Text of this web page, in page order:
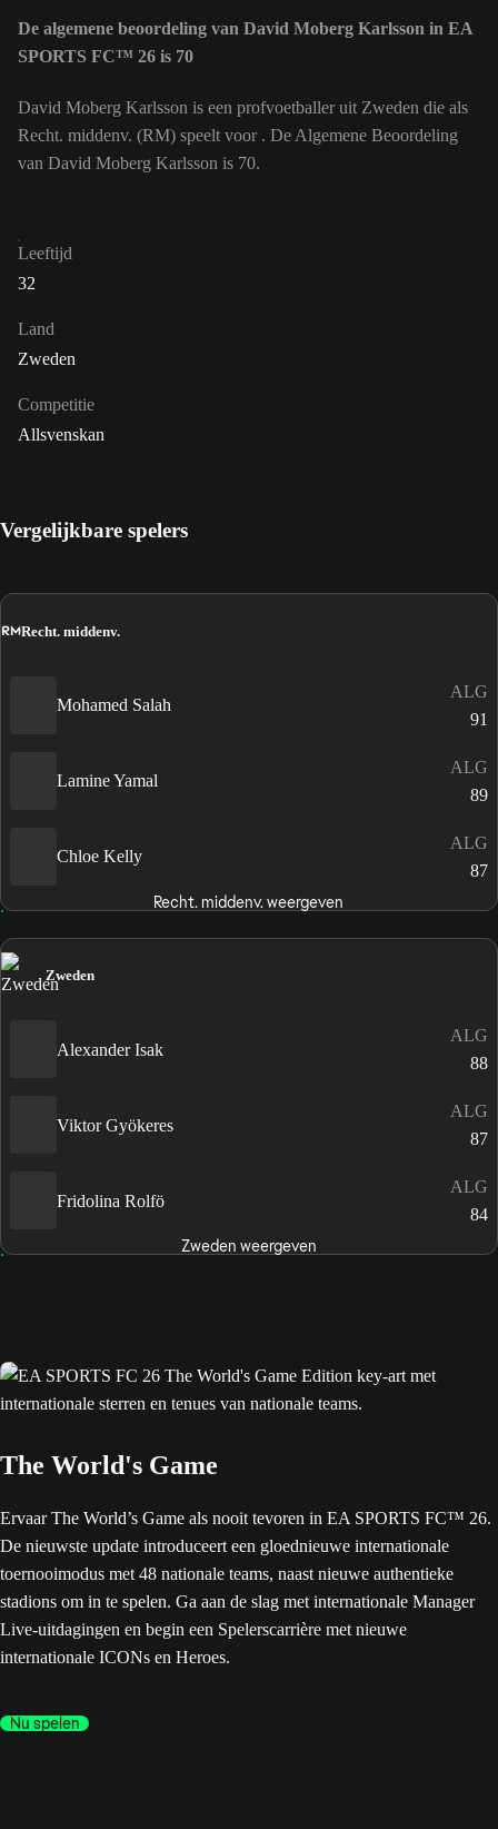
De algemene beoordeling van David Moberg Karlsson in EA
SPORTS FC™ 26 is 70
David Moberg Karlsson is een profvoetballer uit Zweden die als
Recht. middenv. (RM) speelt voor . De Algemene Beoordeling
van David Moberg Karlsson is 70.
Leeftijd
32
Land
Zweden
Competitie
Allsvenskan
Vergelijkbare spelers
RMRecht. middenv.
Mohamed Salah
ALG
91
Lamine Yamal
ALG
89
Chloe Kelly
ALG
87
Recht. middenv. weergeven
Zweden
Alexander Isak
ALG
88
Viktor Gyökeres
ALG
87
Fridolina Rolfö
ALG
84
Zweden weergeven
The World's Game
Ervaar The World’s Game als nooit tevoren in EA SPORTS FC™ 26.
De nieuwste update introduceert een gloednieuwe internationale
toernooimodus met 48 nationale teams, naast nieuwe authentieke
stadions om in te spelen. Ga aan de slag met internationale Manager
Live-uitdagingen en begin een Spelerscarrière met nieuwe
internationale ICONs en Heroes.
Nu spelen